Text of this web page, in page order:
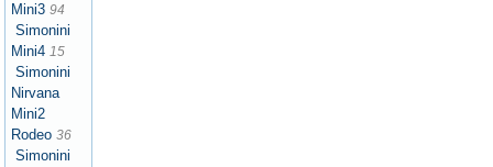
Mini3 94
Simonini
Mini4 15
Simonini
Nirvana
Mini2
Rodeo 36
Simonini